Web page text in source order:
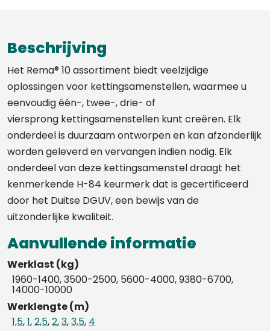
Beschrijving
Het Rema® 10 assortiment biedt veelzijdige
oplossingen voor kettingsamenstellen, waarmee u
eenvoudig één-, twee-, drie- of
viersprong kettingsamenstellen kunt creëren. Elk
onderdeel is duurzaam ontworpen en kan afzonderlijk
worden geleverd en vervangen indien nodig. Elk
onderdeel van deze kettingsamenstel draagt het
kenmerkende H-84 keurmerk dat is gecertificeerd
door het Duitse DGUV, een bewijs van de
uitzonderlijke kwaliteit.
Aanvullende informatie
Werklast (kg)
1960-1400, 3500-2500, 5600-4000, 9380-6700,
14000-10000
Werklengte (m)
1,5,1,2,5,2,3,3,5, 4